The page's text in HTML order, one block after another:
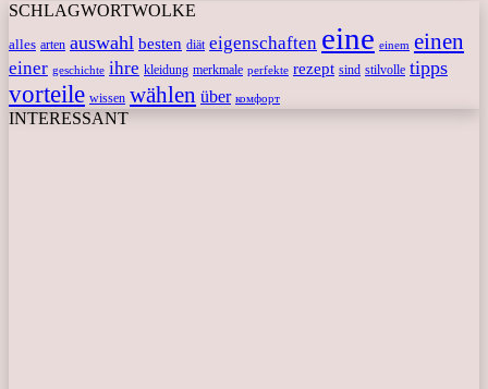
SCHLAGWORTWOLKE
alles arten auswahl besten diät eigenschaften eine einem einen
einer geschichte ihre kleidung merkmale perfekte rezept sind stilvolle tipps
vorteile wissen wählen über комфорт
INTERESSANT